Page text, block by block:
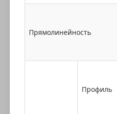
Прямолинейность
Профиль